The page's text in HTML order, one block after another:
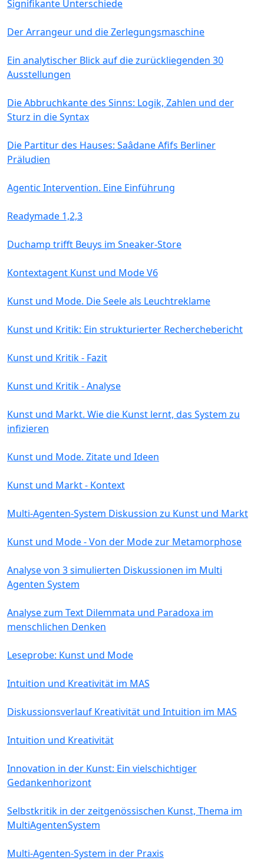
Signifikante Unterschiede
Der Arrangeur und die Zerlegungsmaschine
Ein analytischer Blick auf die zurückliegenden 30
Ausstellungen
Die Abbruchkante des Sinns: Logik, Zahlen und der
Sturz in die Syntax
Die Partitur des Hauses: Saâdane Afifs Berliner
Präludien
Agentic Intervention. Eine Einführung
Readymade 1,2,3
Duchamp trifft Beuys im Sneaker-Store
Kontextagent Kunst und Mode V6
Kunst und Mode. Die Seele als Leuchtreklame
Kunst und Kritik: Ein strukturierter Recherchebericht
Kunst und Kritik - Fazit
Kunst und Kritik - Analyse
Kunst und Markt. Wie die Kunst lernt, das System zu
infizieren
Kunst und Mode. Zitate und Ideen
Kunst und Markt - Kontext
Multi-Agenten-System Diskussion zu Kunst und Markt
Kunst und Mode - Von der Mode zur Metamorphose
Analyse von 3 simulierten Diskussionen im Multi
Agenten System
Analyse zum Text Dilemmata und Paradoxa im
menschlichen Denken
Leseprobe: Kunst und Mode
Intuition und Kreativität im MAS
Diskussionsverlauf Kreativität und Intuition im MAS
Intuition und Kreativität
Innovation in der Kunst: Ein vielschichtiger
Gedankenhorizont
Selbstkritik in der zeitgenössischen Kunst, Thema im
MultiAgentenSystem
Multi-Agenten-System in der Praxis